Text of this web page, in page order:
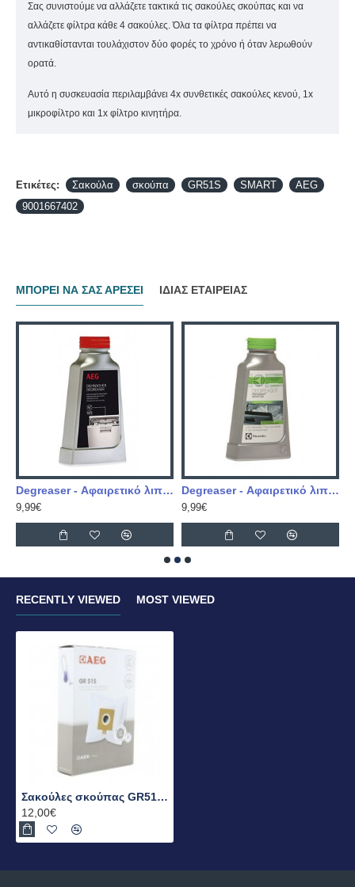
Σας συνιστούμε να αλλάζετε τακτικά τις σακούλες σκούπας και να
αλλάζετε φίλτρα κάθε 4 σακούλες. Όλα τα φίλτρα πρέπει να
αντικαθίστανται τουλάχιστον δύο φορές το χρόνο ή όταν λερωθούν
ορατά.
Αυτό η συσκευασία περιλαμβάνει 4x συνθετικές σακούλες κενού, 1x
μικροφίλτρο και 1x φίλτρο κινητήρα.
Ετικέτες: Σακούλα σκούπα GR51S SMART
AEG
9001667402
ΜΠΟΡΕΙ ΝΑ ΣΑΣ ΑΡΕΣΕΙ ΙΔΙΑΣ ΕΤΑΙΡΕΙΑΣ
Degreaser - Αφαιρετικό λιπών, AEG
9,99€
Degreaser - Αφαιρετικό λιπών, Electrolux
9,99€
RECENTLY VIEWED MOST VIEWED
Σακούλες σκούπας GR51S SMART AEG
12,00€